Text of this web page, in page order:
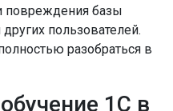
повреждения базы
пользователей.
разобраться в
1С в